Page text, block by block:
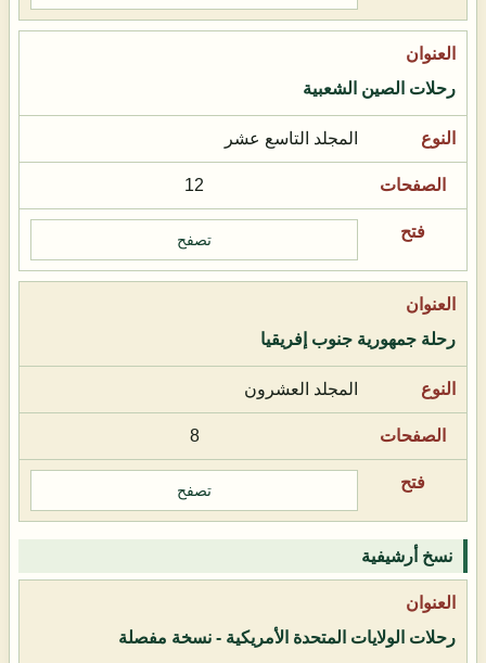
رحلات الصين الشعبية
المجلد التاسع عشر
12
تصفح
رحلة جمهورية جنوب إفريقيا
المجلد العشرون
8
تصفح
نسخ أرشيفية
رحلات الولايات المتحدة الأمريكية - نسخة مفصلة